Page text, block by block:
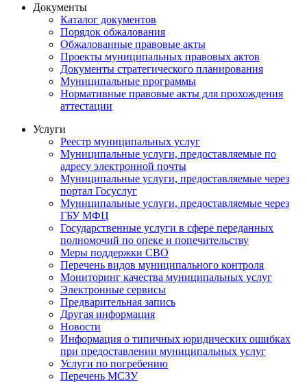
Документы
Каталог документов
Порядок обжалования
Обжалованные правовые акты
Проекты муниципальных правовых актов
Документы стратегического планирования
Муниципальные программы
Нормативные правовые акты для прохождения
аттестации
Услуги
Реестр муниципальных услуг
Муниципальные услуги, предоставляемые по
адресу электронной почты
Муниципальные услуги, предоставляемые через
портал Госуслуг
Муниципальные услуги, предоставляемые через
ГБУ МФЦ
Государственные услуги в сфере переданных
полномочий по опеке и попечительству
Меры поддержки СВО
Перечень видов муниципального контроля
Мониторинг качества муниципальных услуг
Электронные сервисы
Предварительная запись
Другая информация
Новости
Информация о типичных юридических ошибках
при предоставлении муниципальных услуг
Услуги по погребению
Перечень МСЗУ